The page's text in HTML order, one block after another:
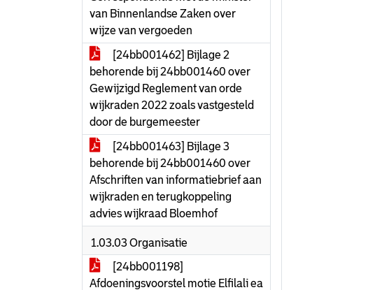
van Binnenlandse Zaken over
wijze van vergoeden
[24bb001462] Bijlage 2
behorende bij 24bb001460 over
Gewijzigd Reglement van orde
wijkraden 2022 zoals vastgesteld
door de burgemeester
[24bb001463] Bijlage 3
behorende bij 24bb001460 over
Afschriften van informatiebrief aan
wijkraden en terugkoppeling
advies wijkraad Bloemhof
1.03.03 Organisatie
[24bb001198]
Afdoeningsvoorstel motie Elfilali ea